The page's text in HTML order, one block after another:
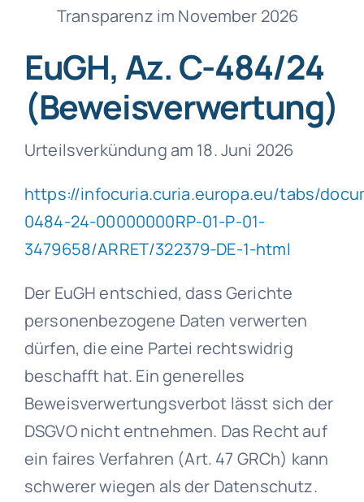
Transparenz im November 2026
EuGH, Az. C-484/24
(Beweisverwertung)
Urteilsverkündung am 18. Juni 2026
https://infocuria.curia.europa.eu/tabs/
0484-24-00000000RP-01-P-01-
3479658/ARRET/322379-DE-1-html
Der EuGH entschied, dass Gerichte
personenbezogene Daten verwerten
dürfen, die eine Partei rechtswidrig
beschafft hat. Ein generelles
Beweisverwertungsverbot lässt sich der
DSGVO nicht entnehmen. Das Recht auf
ein faires Verfahren (Art. 47 GRCh) kann
schwerer wiegen als der Datenschutz.